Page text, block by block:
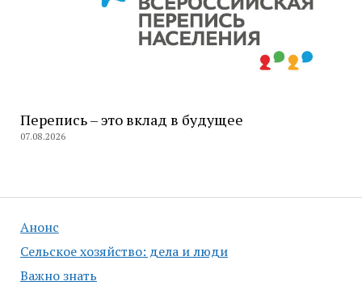
Анонс
Сельское хозяйство: дела и люди
Важно знать
Перепись – это вклад в будущее
07.08.2026